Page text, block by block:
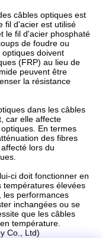
câbles optiques est
fil d'acier est utilisé
le fil d'acier phosphaté
de foudre ou
doivent
(FRP) au lieu de
peuvent être
la résistance
dans les câbles
car elle affecte
En termes
des fibres
lors du
ci doit fonctionner en
températures élevées
les performances
inchangées ou se
que les câbles
température.
Co., Ltd)